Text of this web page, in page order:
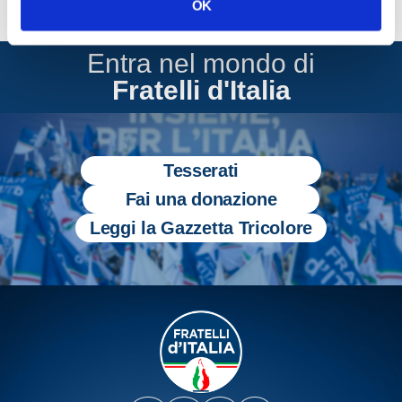
OK
Entra nel mondo di
Fratelli d'Italia
Tesserati
Fai una donazione
Leggi la Gazzetta Tricolore